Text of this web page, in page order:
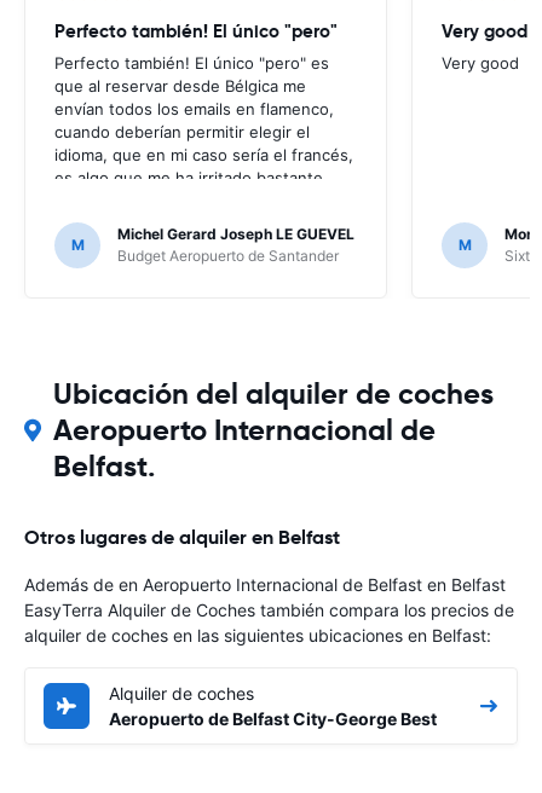
Perfecto también! El único "pero"
Perfecto también! El único "pero" es
que al reservar desde Bélgica me
envían todos los emails en flamenco,
cuando deberían permitir elegir el
idioma, que en mi caso sería el francés,
es algo que me ha irritado bastante
mensajes que me enviaban; por suerte
no ha hecho falta, al no haber ningún
problema, pero en caso contrario...
M
Michel Gerard Joseph LE GUEVEL
Budget Aeropuerto de Santander
Very good
Very good
M
Sixt
Ubicación del alquiler de coches
Aeropuerto Internacional de
Belfast.
Otros lugares de alquiler en Belfast
Además de en Aeropuerto Internacional de Belfast en Belfast
EasyTerra Alquiler de Coches también compara los precios de
alquiler de coches en las siguientes ubicaciones en Belfast:
Alquiler de coches
Aeropuerto de Belfast City-George Best